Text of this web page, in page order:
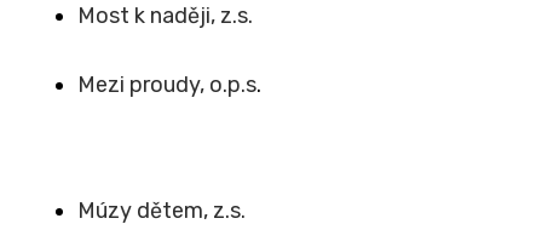
Most k naději, z.s.
Mezi proudy, o.p.s.
Múzy dětem, z.s.